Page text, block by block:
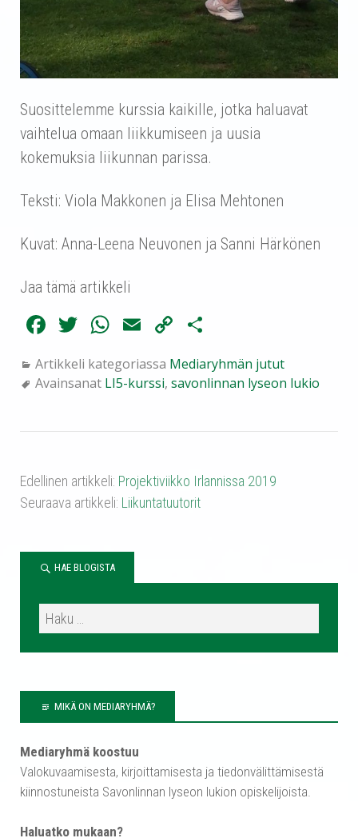
Suosittelemme kurssia kaikille, jotka haluavat
vaihtelua omaan liikkumiseen ja uusia
kokemuksia liikunnan parissa.
Teksti: Viola Makkonen ja Elisa Mehtonen
Kuvat: Anna-Leena Neuvonen ja Sanni Härkönen
Jaa tämä artikkeli
Fa
bo
T
tte
W
ts
pp
E
ail
C
y
nk
e
Artikkeli kategoriassa Mediaryhmän jutut
Avainsanat LI5-kurssi, savonlinnan lyseon lukio
Edellinen artikkeli: Projektiviikko Irlannissa 2019
Seuraava artikkeli: Liikuntatuutorit
HAE BLOGISTA
MIKÄ ON MEDIARYHMÄ?
Mediaryhmä koostuu
Valokuvaamisesta, kirjoittamisesta ja tiedonvälittämisestä
kiinnostuneista Savonlinnan lyseon lukion opiskelijoista.
Haluatko mukaan?